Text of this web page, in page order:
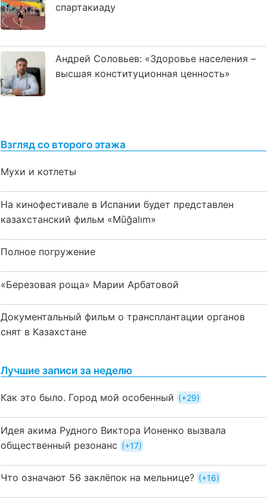
спартакиаду
Андрей Соловьев: «Здоровье населения –
высшая конституционная ценность»
Взгляд со второго этажа
Мухи и котлеты
На кинофестивале в Испании будет представлен
казахстанский фильм «Mūğalım»
Полное погружение
«Березовая роща» Марии Арбатовой
Документальный фильм о трансплантации органов
снят в Казахстане
Лучшие записи за неделю
Как это было. Город мой особенный +29
Идея акима Рудного Виктора Ионенко вызвала
общественный резонанс
+17
Что означают 56 заклёпок на мельнице? +16